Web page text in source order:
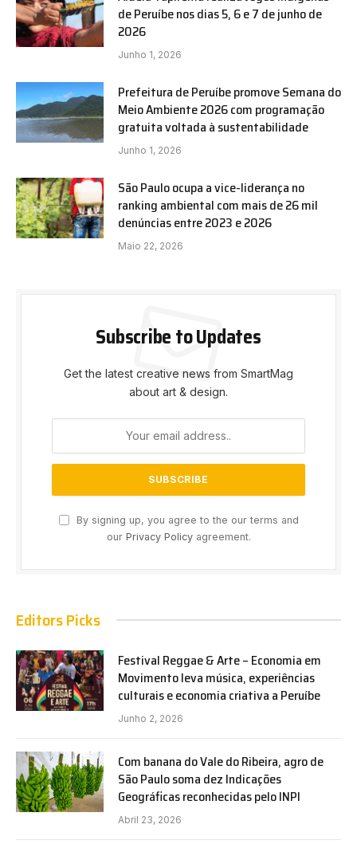
de Peruíbe nos dias 5, 6 e 7 de junho de
2026
Junho 1, 2026
Prefeitura de Peruíbe promove Semana do
Meio Ambiente 2026 com programação
gratuita voltada à sustentabilidade
Junho 1, 2026
São Paulo ocupa a vice-liderança no
ranking ambiental com mais de 26 mil
denúncias entre 2023 e 2026
Maio 22, 2026
Subscribe to Updates
Get the latest creative news from SmartMag
about art & design.
By signing up, you agree to the our terms and
our Privacy Policyagreement.
Editors Picks
Festival Reggae & Arte – Economia em
Movimento leva música, experiências
culturais e economia criativa a Peruíbe
Junho 2, 2026
Com banana do Vale do Ribeira, agro de
São Paulo soma dez Indicações
Geográficas reconhecidas pelo INPI
Abril 23, 2026